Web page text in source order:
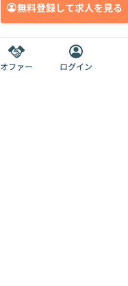
無料登録して求人を見る
オファー ログイン